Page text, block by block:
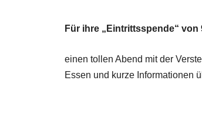
Für ihre „Eintrittsspende“
einen tollen Abend mit der
Essen und kurze Informationen